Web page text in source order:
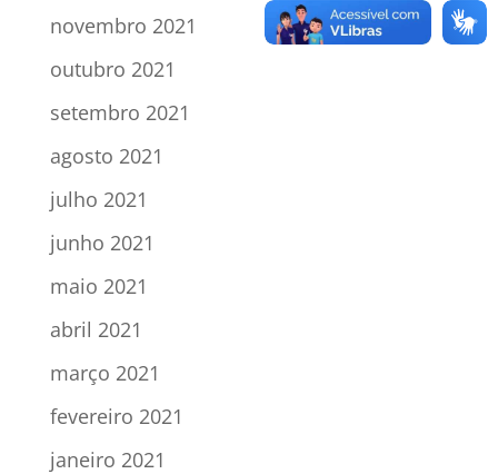
novembro 2021
outubro 2021
setembro 2021
agosto 2021
julho 2021
junho 2021
maio 2021
abril 2021
março 2021
fevereiro 2021
janeiro 2021